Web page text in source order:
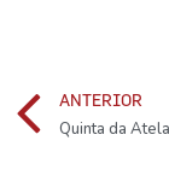
ANTERIOR